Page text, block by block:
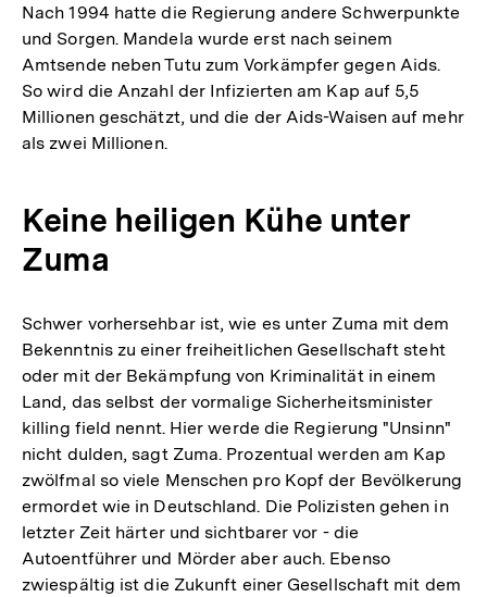
Nach 1994 hatte die Regierung andere Schwerpunkte
und Sorgen. Mandela wurde erst nach seinem
Amtsende neben Tutu zum Vorkämpfer gegen Aids.
So wird die Anzahl der Infizierten am Kap auf 5,5
Millionen geschätzt, und die der Aids-Waisen auf mehr
als zwei Millionen.
Keine heiligen Kühe unter
Zuma
Schwer vorhersehbar ist, wie es unter Zuma mit dem
Bekenntnis zu einer freiheitlichen Gesellschaft steht
oder mit der Bekämpfung von Kriminalität in einem
Land, das selbst der vormalige Sicherheitsminister
killing field nennt. Hier werde die Regierung "Unsinn"
nicht dulden, sagt Zuma. Prozentual werden am Kap
zwölfmal so viele Menschen pro Kopf der Bevölkerung
ermordet wie in Deutschland. Die Polizisten gehen in
letzter Zeit härter und sichtbarer vor - die
Autoentführer und Mörder aber auch. Ebenso
zwiespältig ist die Zukunft einer Gesellschaft mit dem